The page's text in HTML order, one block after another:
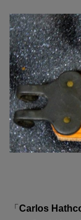
「Carlos